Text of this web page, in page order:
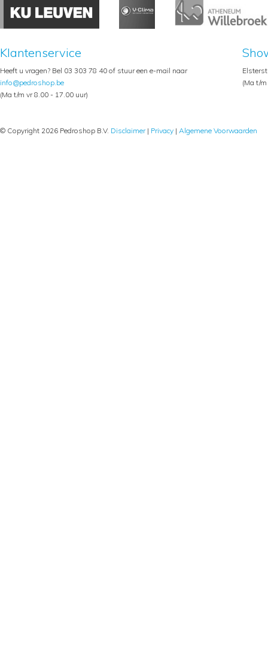
Klantenservice
Heeft u vragen? Bel 03 303 78 40 of stuur een e-mail naar
info@pedroshop.be
(Ma t/m vr 8.00 - 17.00 uur)
(Ma t/
© Copyright 2026 Pedroshop B.V. Disclaimer| Privacy | Algemene Voorwaarden